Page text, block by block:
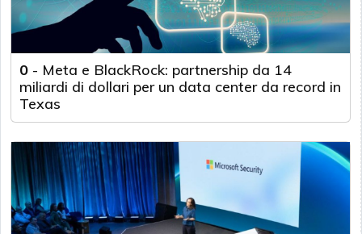
0 - Meta e BlackRock: partnership da 14
miliardi di dollari per un data center da record in
Texas